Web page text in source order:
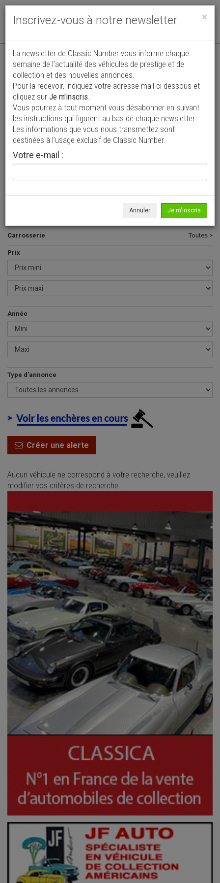
Toggle
Vos annonces vues par
plus de 4 millions de collectionneurs
Ajouter une annonce
> Rechercher un véhicule
Tous >
Carrosserie Toutes >
Prix
Année
Type d'annonce
Créer une alerte
Aucun véhicule ne correspond à votre recherche, veuillez
modifier vos critères de recherche...
×
Inscrivez-vous à notre newsletter
La newsletter de Classic Number vous informe chaque
semaine de l’actualité des véhicules de prestige et de
collection et des nouvelles annonces.
Pour la recevoir, indiquez votre adresse mail ci-dessous et
cliquez sur Je m'inscris.
Vous pourrez à tout moment vous désabonner en suivant
les instructions qui figurent au bas de chaque newsletter.
Les informations que vous nous transmettez sont
destinées à l’usage exclusif de Classic Number.
Votre e-mail :
Annuler Je m'inscris